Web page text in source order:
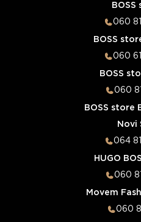
BOSS
060
BOSS
060
BOSS
060
BOSS store
Novi
064
HUGO
060
Movem
060